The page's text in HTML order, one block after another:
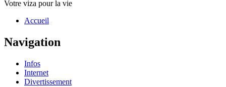
Votre viza pour la vie
Haut
page
Accueil
Navigation
Infos
Internet
Divertissement